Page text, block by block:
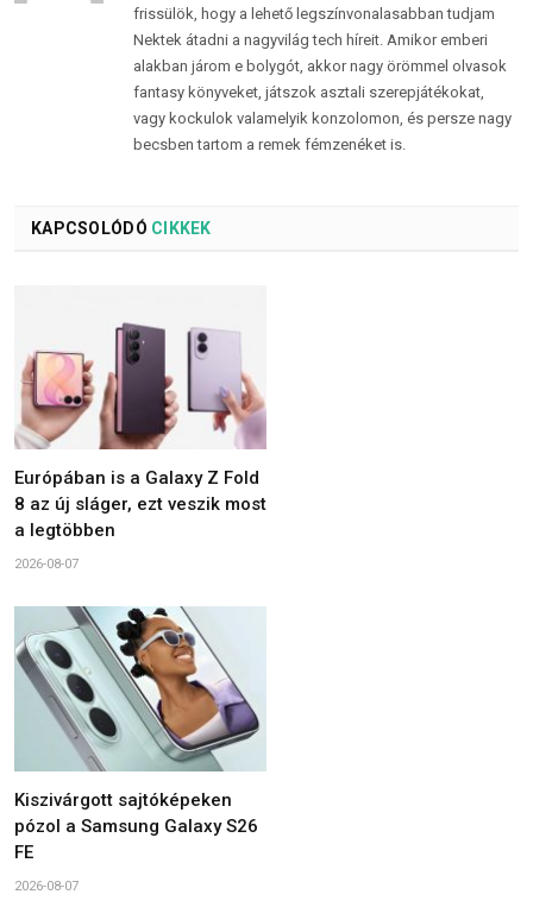
frissülök, hogy a lehető legszínvonalasabban tudjam
Nektek átadni a nagyvilág tech híreit. Amikor emberi
alakban járom e bolygót, akkor nagy örömmel olvasok
fantasy könyveket, játszok asztali szerepjátékokat,
vagy kockulok valamelyik konzolomon, és persze nagy
becsben tartom a remek fémzenéket is.
KAPCSOLÓDÓ CIKKEK
Európában is a Galaxy Z Fold
8 az új sláger, ezt veszik most
a legtöbben
2026-08-07
Kiszivárgott sajtóképeken
pózol a Samsung Galaxy S26
FE
2026-08-07